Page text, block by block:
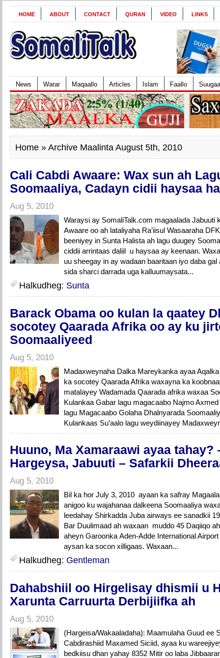
HOME ABOUT CONTACT QURAN VIDEO LINKS
News Warar Maqaallo Articles Islam Faallo
Home » Archive Maalinta August 5th, 2010
Cali Cabdi Awaare: Wax sun ah
Soomaaliya, Cadayn cidii haysaa
Aug 5, 2010
Waraysi ay SomaliTalk.com magaalada Jabuuti
Awaare oo ah lataliyaha Ra’iisul Wasaaraha
beeniyey in Sunta Halista ah lagu duugey
ciddii arrintaas daliil u haysaa ay keenaan.
uu sheegay in ay wadaan baaritaan iyo daba
sida sharci darrada uga kalluumaysata...
Halkudheg: Sunta
Barack Obama oo kulan la qaatey
socotey Qaarada Afrika oo ay ku
Soomaaliyeed
Aug 5, 2010
Madaxweynaha Dalka Mareykanka ayaa
ka socotey Qaarada Afrika waxayna ka
matalayey Wadamada Qaarada afrika waxaa
Kulankaa Gabar lagu magacaabo Najmo
lagu Magacaabo Golaha Dhalnyarada
Kulankaas Su’aalo lagu weydiinayey
Huuno, Ma Xamaraawi ayaa tahay?
Hargeysa, Jabuuti – Safarkii
Aug 5, 2010
Bil ka hor July 3, 2010 ayaan ka safray
anigoo ku wajahanaa dalkeena Soomaaliya
leedahay Shirkadda Juba airways ee sanadkii
Bar Duulimaad ah waxaan muddo 45 Daqiiqo
aheyn Garoonka Aden-Adde International
aysan ka socon xilligaas. Waxaan...
Halkudheg: Gentleman
Dahabshiil oo Hirgelisay dhismii u
Xarunta Carruurta Derbijiifka ah
Aug 5, 2010
(Hargeisa/Wakaaladaha): Maamulaha Guud ee
Cabdirashiid Maxamed Siciid, ayaa ku
bedkiisu dhan yahay 8352 Mitir oo laba